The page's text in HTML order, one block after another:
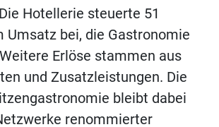
Hotellerie steuerte 51
Umsatz bei, die Gastronomie
Erlöse stammen aus
und Zusatzleistungen. Die
bleibt dabei
renommierter